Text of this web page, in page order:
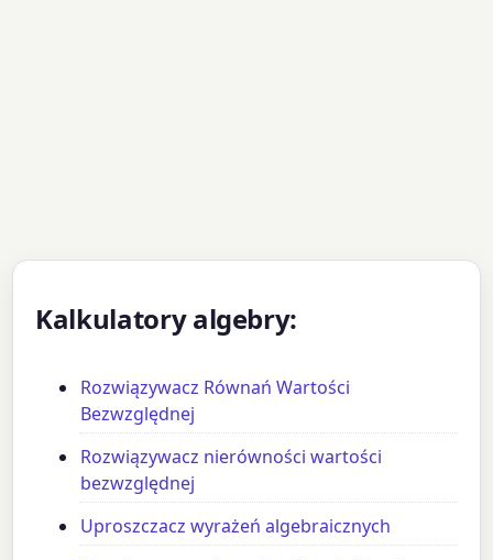
Kalkulatory algebry:
Rozwiązywacz Równań Wartości
Bezwzględnej
Rozwiązywacz nierówności wartości
bezwzględnej
Uproszczacz wyrażeń algebraicznych